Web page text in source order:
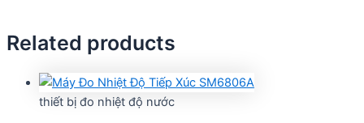
Related products
thiết bị đo nhiệt độ nước